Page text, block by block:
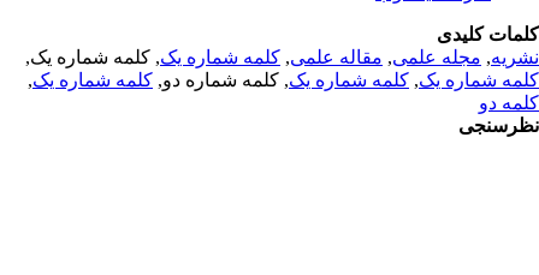
کلیدی
,مجله علمی, مقاله علمی, کلمه شماره یک, کلمه شماره یک,
شماره یک,کلمه شماره یک, کلمه شماره دو,کلمه شماره یک,
دو